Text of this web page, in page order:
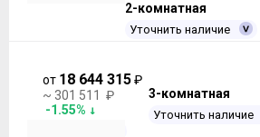
2-комнатная
Уточнить наличие
от 18 644 315₽
~ 301 511 ₽
-1.55%
3-комнатная
Уточнить наличие